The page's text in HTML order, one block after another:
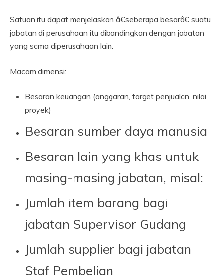
Satuan itu dapat menjelaskan â€seberapa besarâ€ suatu
jabatan di perusahaan itu dibandingkan dengan jabatan
yang sama diperusahaan lain.
Macam dimensi:
Besaran keuangan (anggaran, target penjualan, nilai
proyek)
Besaran sumber daya manusia
Besaran lain yang khas untuk
masing-masing jabatan, misal:
Jumlah item barang bagi
jabatan Supervisor Gudang
Jumlah supplier bagi jabatan
Staf Pembelian